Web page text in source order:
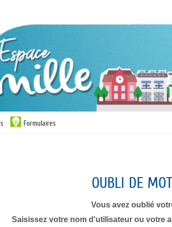
Formulaires
OUBLI DE
Vous avez oublié
Saisissez votre nom d'utilisateur ou votre